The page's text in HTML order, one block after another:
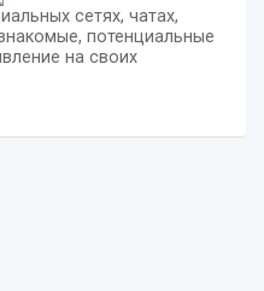
сетях, чатах,
потенциальные
на своих